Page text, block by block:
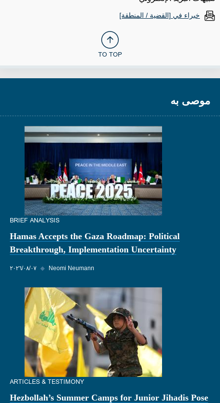
خبراء في [القضية / المنطقة]
TO TOP
موصى به
BRIEF ANALYSIS
Hamas Accepts the Gaza Roadmap: Political
Breakthrough, Implementation Uncertainty
٠٧‏/٠٨‏/٢٠٢٦ ◆ Neomi Neumann
ARTICLES & TESTIMONY
Hezbollah’s Summer Camps for Junior Jihadis Pose